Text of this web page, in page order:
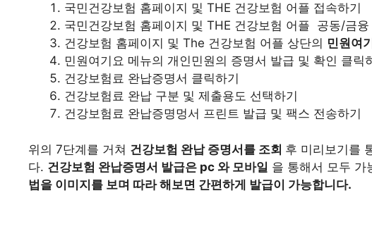
국민건강보험 홈페이지 및 THE 건강보험 어플 접속하기
국민건강보험 홈페이지 및 THE 건강보험 어플 공동/금
건강보험 홈페이지 및 The 건강보험 어플 상단의 민원여
민원여기요 메뉴의 개인민원의 증명서 발급 및 확인 클릭
건강보험료 완납증명서 클릭하기
건강보험료 완납 구분 및 제출용도 선택하기
건강보험료 완납증명멍서 프린트 발급 및 팩스 전송하기
위의 7단계를 거쳐 건강보험 완납 증명서를 조회 후 미리보기를
다. 건강보험 완납증명서 발급은 pc 와 모바일 을 통해서 모두 가
법을 이미지를 보며 따라 해보면 간편하게 발급이 가능합니다.